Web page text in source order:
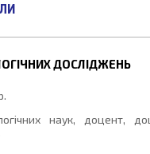
ДОСЛІДЖЕНЬ
наук, доцент,